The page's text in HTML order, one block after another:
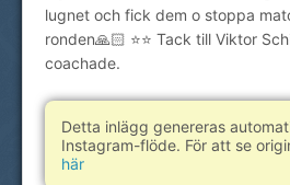
lugnet och fick dem o stoppa
ronden🙏🏻 ⭐️⭐️ Tack till Viktor
coachade.
Detta inlägg genereras
Instagram-flöde. För att se
här